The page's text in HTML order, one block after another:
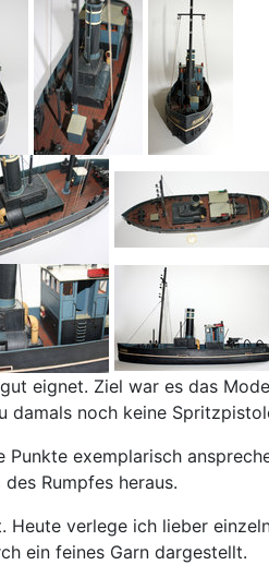
eignet. Ziel war es das
damals noch keine
exemplarisch
Rumpfes heraus.
verlege ich lieber
ein feines Garn dargestellt.